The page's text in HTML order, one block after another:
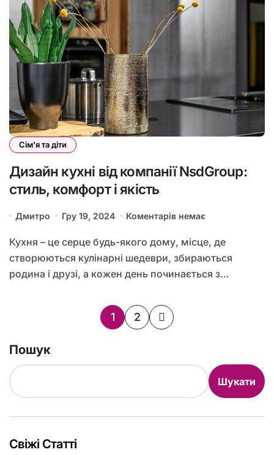
Сім'я та діти
Дизайн кухні від компанії NsdGroup:
стиль, комфорт і якість
Дмитро Гру 19, 2024 Коментарів немає
Кухня – це серце будь-якого дому, місце, де
створюються кулінарні шедеври, збираються
родина і друзі, а кожен день починається з…
Пагінація
1 2
Пошук
Шукати
Свіжі Статті